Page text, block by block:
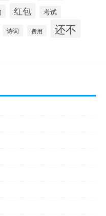
红包 考试
诗词 费用 还不